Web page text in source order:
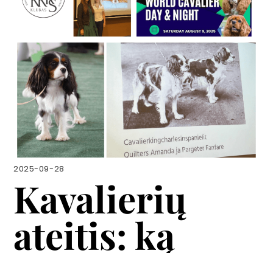
2025-09-28
Kavalierių
ateitis: ką